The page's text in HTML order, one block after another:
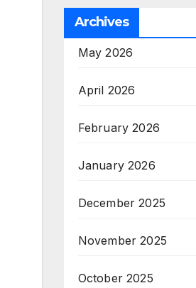
Archives
May 2026
April 2026
February 2026
January 2026
December 2025
November 2025
October 2025